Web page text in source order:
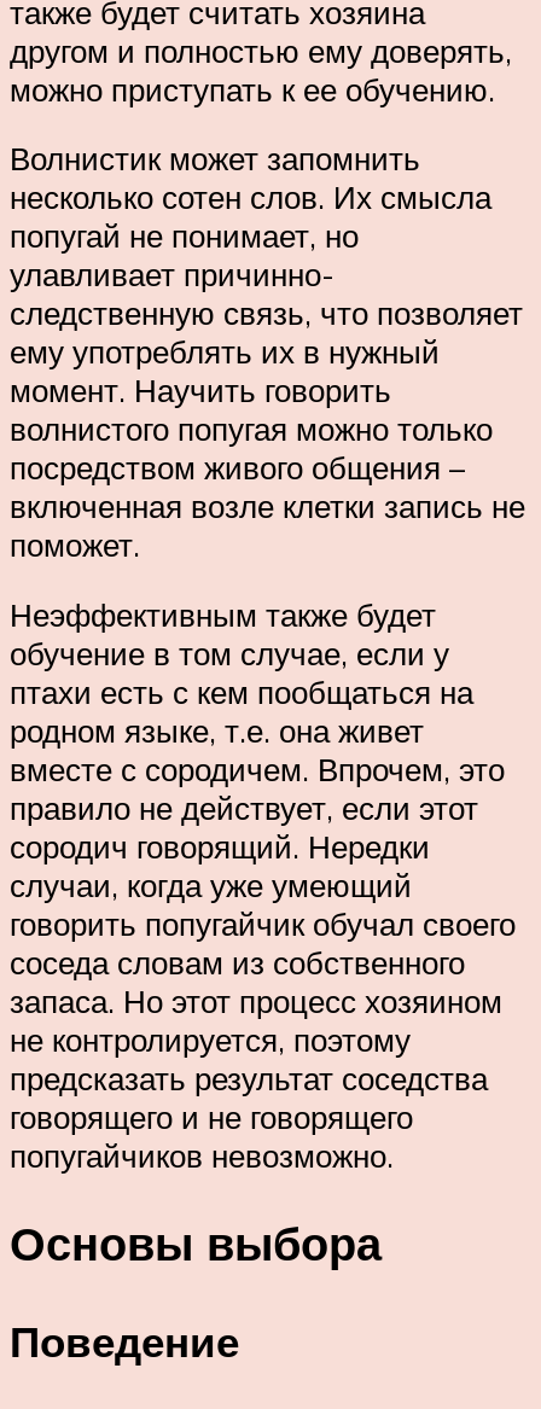
также будет считать хозяина
другом и полностью ему доверять,
можно приступать к ее обучению.
Волнистик может запомнить
несколько сотен слов. Их смысла
попугай не понимает, но
улавливает причинно-
следственную связь, что позволяет
ему употреблять их в нужный
момент. Научить говорить
волнистого попугая можно только
посредством живого общения –
включенная возле клетки запись не
поможет.
Неэффективным также будет
обучение в том случае, если у
птахи есть с кем пообщаться на
родном языке, т.е. она живет
вместе с сородичем. Впрочем, это
правило не действует, если этот
сородич говорящий. Нередки
случаи, когда уже умеющий
говорить попугайчик обучал своего
соседа словам из собственного
запаса. Но этот процесс хозяином
не контролируется, поэтому
предсказать результат соседства
говорящего и не говорящего
попугайчиков невозможно.
Основы выбора
Поведение